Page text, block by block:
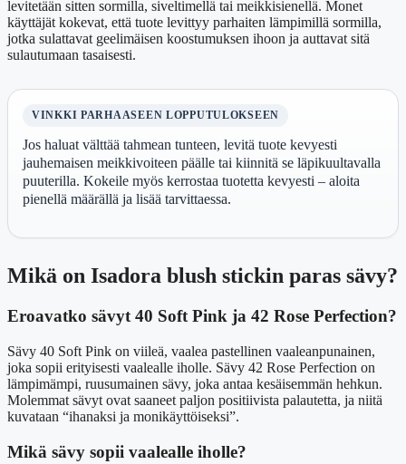
levitetään sitten sormilla, siveltimellä tai meikkisienellä. Monet
käyttäjät kokevat, että tuote levittyy parhaiten lämpimillä sormilla,
jotka sulattavat geelimäisen koostumuksen ihoon ja auttavat sitä
sulautumaan tasaisesti.
VINKKI PARHAASEEN LOPPUTULOKSEEN
Jos haluat välttää tahmean tunteen, levitä tuote kevyesti
jauhemaisen meikkivoiteen päälle tai kiinnitä se läpikuultavalla
puuterilla. Kokeile myös kerrostaa tuotetta kevyesti – aloita
pienellä määrällä ja lisää tarvittaessa.
Mikä on Isadora blush stickin paras sävy?
Eroavatko sävyt 40 Soft Pink ja 42 Rose Perfection?
Sävy 40 Soft Pink on viileä, vaalea pastellinen vaaleanpunainen,
joka sopii erityisesti vaalealle iholle. Sävy 42 Rose Perfection on
lämpimämpi, ruusumainen sävy, joka antaa kesäisemmän hehkun.
Molemmat sävyt ovat saaneet paljon positiivista palautetta, ja niitä
kuvataan “ihanaksi ja monikäyttöiseksi”.
Mikä sävy sopii vaalealle iholle?